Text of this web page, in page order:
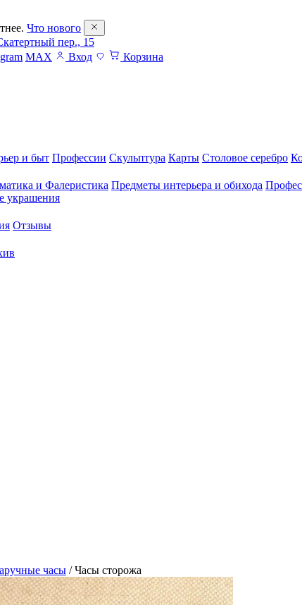
Что нового
пер., 15
MAX Вход Корзина
и быт Профессии Скульптура Карты Столовое серебро
и Фалеристика Предметы интерьера и обихода
украшения
Отзывы
часы / Часы сторожа